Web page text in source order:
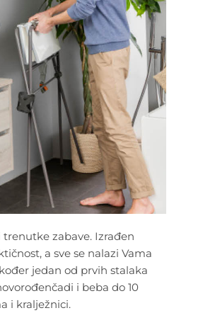
zabave. Izrađen
a sve se nalazi Vama
jedan od prvih stalaka
i beba do 10
i kralježnici.